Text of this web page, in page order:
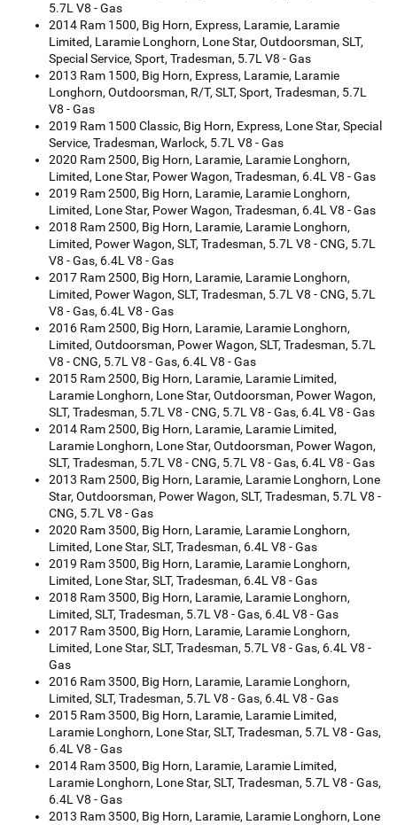
5.7L V8 - Gas
2014 Ram 1500, Big Horn, Express, Laramie, Laramie
Limited, Laramie Longhorn, Lone Star, Outdoorsman, SLT,
Special Service, Sport, Tradesman, 5.7L V8 - Gas
2013 Ram 1500, Big Horn, Express, Laramie, Laramie
Longhorn, Outdoorsman, R/T, SLT, Sport, Tradesman, 5.7L
V8 - Gas
2019 Ram 1500 Classic, Big Horn, Express, Lone Star, Special
Service, Tradesman, Warlock, 5.7L V8 - Gas
2020 Ram 2500, Big Horn, Laramie, Laramie Longhorn,
Limited, Lone Star, Power Wagon, Tradesman, 6.4L V8 - Gas
2019 Ram 2500, Big Horn, Laramie, Laramie Longhorn,
Limited, Lone Star, Power Wagon, Tradesman, 6.4L V8 - Gas
2018 Ram 2500, Big Horn, Laramie, Laramie Longhorn,
Limited, Power Wagon, SLT, Tradesman, 5.7L V8 - CNG, 5.7L
V8 - Gas, 6.4L V8 - Gas
2017 Ram 2500, Big Horn, Laramie, Laramie Longhorn,
Limited, Power Wagon, SLT, Tradesman, 5.7L V8 - CNG, 5.7L
V8 - Gas, 6.4L V8 - Gas
2016 Ram 2500, Big Horn, Laramie, Laramie Longhorn,
Limited, Outdoorsman, Power Wagon, SLT, Tradesman, 5.7L
V8 - CNG, 5.7L V8 - Gas, 6.4L V8 - Gas
2015 Ram 2500, Big Horn, Laramie, Laramie Limited,
Laramie Longhorn, Lone Star, Outdoorsman, Power Wagon,
SLT, Tradesman, 5.7L V8 - CNG, 5.7L V8 - Gas, 6.4L V8 - Gas
2014 Ram 2500, Big Horn, Laramie, Laramie Limited,
Laramie Longhorn, Lone Star, Outdoorsman, Power Wagon,
SLT, Tradesman, 5.7L V8 - CNG, 5.7L V8 - Gas, 6.4L V8 - Gas
2013 Ram 2500, Big Horn, Laramie, Laramie Longhorn, Lone
Star, Outdoorsman, Power Wagon, SLT, Tradesman, 5.7L V8 -
CNG, 5.7L V8 - Gas
2020 Ram 3500, Big Horn, Laramie, Laramie Longhorn,
Limited, Lone Star, SLT, Tradesman, 6.4L V8 - Gas
2019 Ram 3500, Big Horn, Laramie, Laramie Longhorn,
Limited, Lone Star, SLT, Tradesman, 6.4L V8 - Gas
2018 Ram 3500, Big Horn, Laramie, Laramie Longhorn,
Limited, SLT, Tradesman, 5.7L V8 - Gas, 6.4L V8 - Gas
2017 Ram 3500, Big Horn, Laramie, Laramie Longhorn,
Limited, Lone Star, SLT, Tradesman, 5.7L V8 - Gas, 6.4L V8 -
Gas
2016 Ram 3500, Big Horn, Laramie, Laramie Longhorn,
Limited, SLT, Tradesman, 5.7L V8 - Gas, 6.4L V8 - Gas
2015 Ram 3500, Big Horn, Laramie, Laramie Limited,
Laramie Longhorn, Lone Star, SLT, Tradesman, 5.7L V8 - Gas,
6.4L V8 - Gas
2014 Ram 3500, Big Horn, Laramie, Laramie Limited,
Laramie Longhorn, Lone Star, SLT, Tradesman, 5.7L V8 - Gas,
6.4L V8 - Gas
2013 Ram 3500, Big Horn, Laramie, Laramie Longhorn, Lone